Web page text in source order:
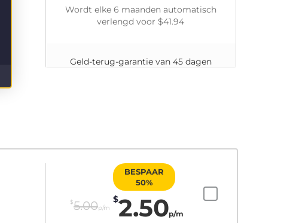
Wordt elke 6 maanden automatisch
verlengd voor $41.94
Geld-terug-garantie van 45 dagen
$5.00p/m
BESPAAR
50%
$2.50p/m